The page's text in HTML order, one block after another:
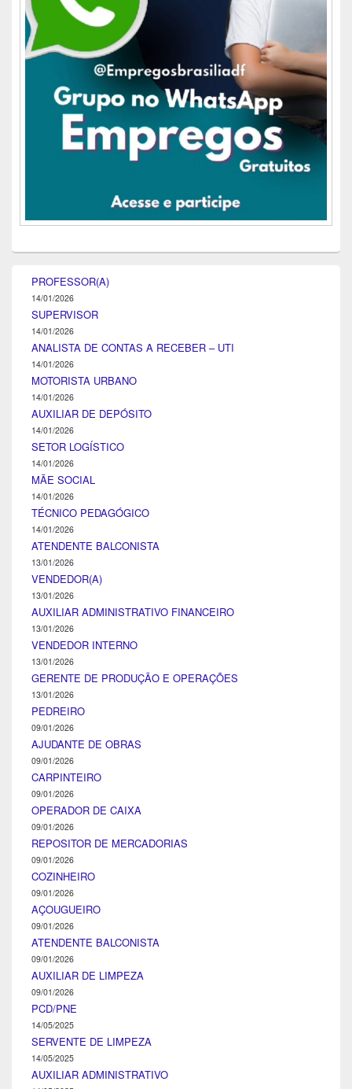
PROFESSOR(A)
14/01/2026
SUPERVISOR
14/01/2026
ANALISTA DE CONTAS A RECEBER – UTI
14/01/2026
MOTORISTA URBANO
14/01/2026
AUXILIAR DE DEPÓSITO
14/01/2026
SETOR LOGÍSTICO
14/01/2026
MÃE SOCIAL
14/01/2026
TÉCNICO PEDAGÓGICO
14/01/2026
ATENDENTE BALCONISTA
13/01/2026
VENDEDOR(A)
13/01/2026
AUXILIAR ADMINISTRATIVO FINANCEIRO
13/01/2026
VENDEDOR INTERNO
13/01/2026
GERENTE DE PRODUÇÃO E OPERAÇÕES
13/01/2026
PEDREIRO
09/01/2026
AJUDANTE DE OBRAS
09/01/2026
CARPINTEIRO
09/01/2026
OPERADOR DE CAIXA
09/01/2026
REPOSITOR DE MERCADORIAS
09/01/2026
COZINHEIRO
09/01/2026
AÇOUGUEIRO
09/01/2026
ATENDENTE BALCONISTA
09/01/2026
AUXILIAR DE LIMPEZA
09/01/2026
PCD/PNE
14/05/2025
SERVENTE DE LIMPEZA
14/05/2025
AUXILIAR ADMINISTRATIVO